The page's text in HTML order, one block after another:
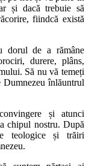
și dacă trebuie să
fiindcă există
dorul de a rămâne
durere, plâns,
Să nu vă temeți
Dumnezeu înlăuntrul
și atunci
chipul nostru. După
teologice și trăiri